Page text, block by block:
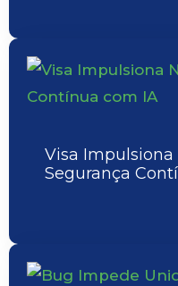
Visa Impulsiona
Segurança